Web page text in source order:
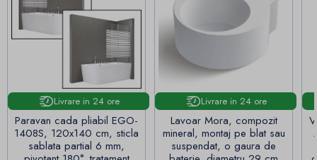
Livrare in 24 ore
Paravan cada pliabil EGO-
1408S, 120x140 cm, sticla
sablata partial 6 mm,
Livrare in 24 ore
Lavoar Mora, compozit
mineral, montaj pe blat sau
suspendat, o gaura de